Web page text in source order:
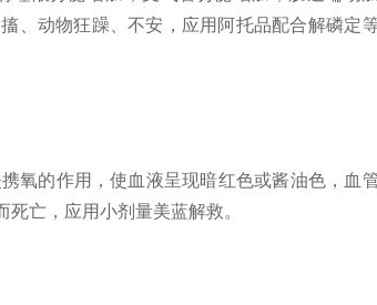
、动物狂躁、不安，应用阿托品配合解磷定
的作用，使血液呈现暗红色或酱油色，血
亡，应用小剂量美蓝解救。